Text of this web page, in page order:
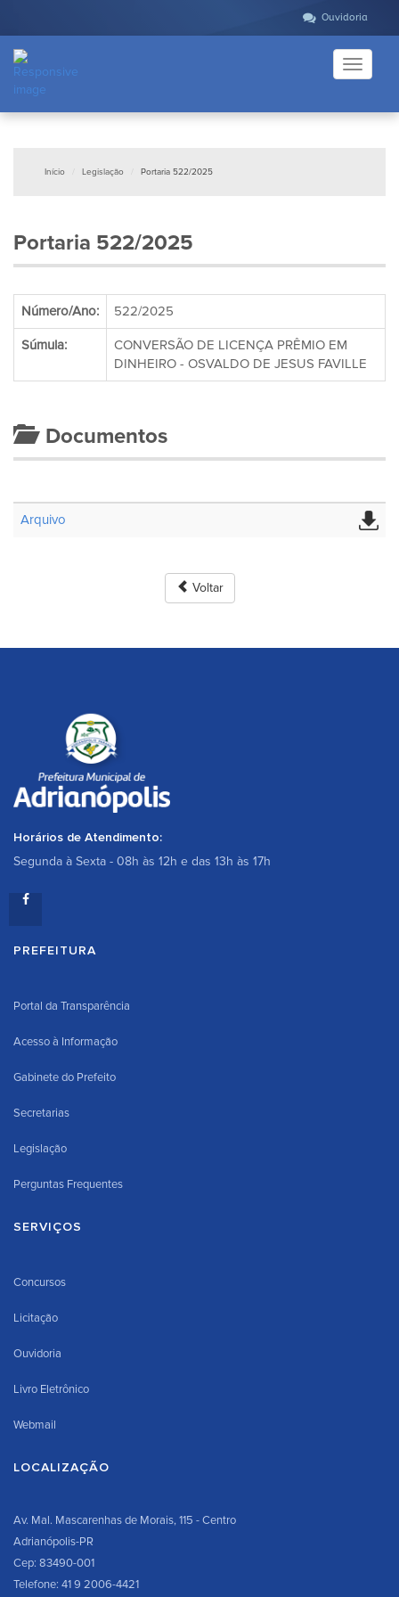
Ouvidoria
Toggle
Início Legislação Portaria 522/2025
Portaria 522/2025
Número/Ano: 522/2025
Súmula:
CONVERSÃO DE LICENÇA PRÊMIO EM
DINHEIRO - OSVALDO DE JESUS FAVILLE
Documentos
Arquivo
Voltar
Horários de Atendimento:
Segunda à Sexta - 08h às 12h e das 13h às 17h
PREFEITURA
Portal da Transparência
Acesso à Informação
Gabinete do Prefeito
Secretarias
Legislação
Perguntas Frequentes
SERVIÇOS
Concursos
Licitação
Ouvidoria
Livro Eletrônico
Webmail
LOCALIZAÇÃO
Av. Mal. Mascarenhas de Morais, 115 - Centro
Adrianópolis-PR
Cep: 83490-001
Telefone: 41 9 2006-4421